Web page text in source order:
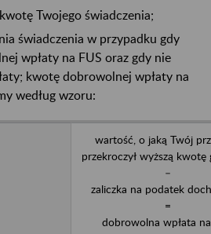
Twojego świadczenia;
świadczenia w przypadku gdy
wpłaty na FUS oraz gdy nie
kwotę dobrowolnej wpłaty na
według wzoru:
wartość, o jaką Twój
przekroczył wyższą kwotę
–
zaliczka na podatek
=
dobrowolna wpłata